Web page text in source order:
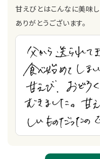
甘えびとはこんなに美味し
ありがとうございます。